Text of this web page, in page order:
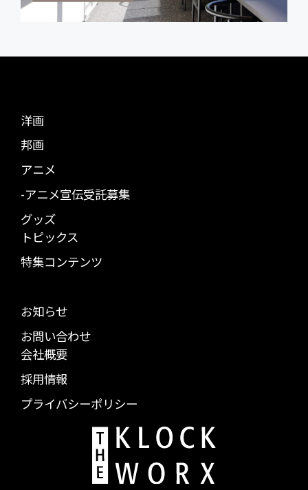
洋画
邦画
アニメ
-アニメ宣伝受託募集
グッズ
トピックス
特集コンテンツ
お知らせ
お問い合わせ
会社概要
採用情報
プライバシーポリシー